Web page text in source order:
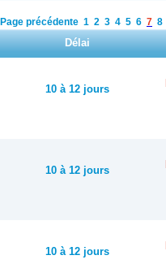
Page précédente 1 2 3 4 5 6 7 8
Délai
10 à 12 jours
10 à 12 jours
10 à 12 jours